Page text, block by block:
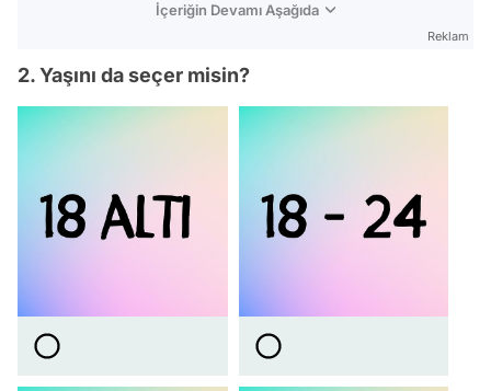
İçeriğin Devamı Aşağıda
Reklam
2. Yaşını da seçer misin?